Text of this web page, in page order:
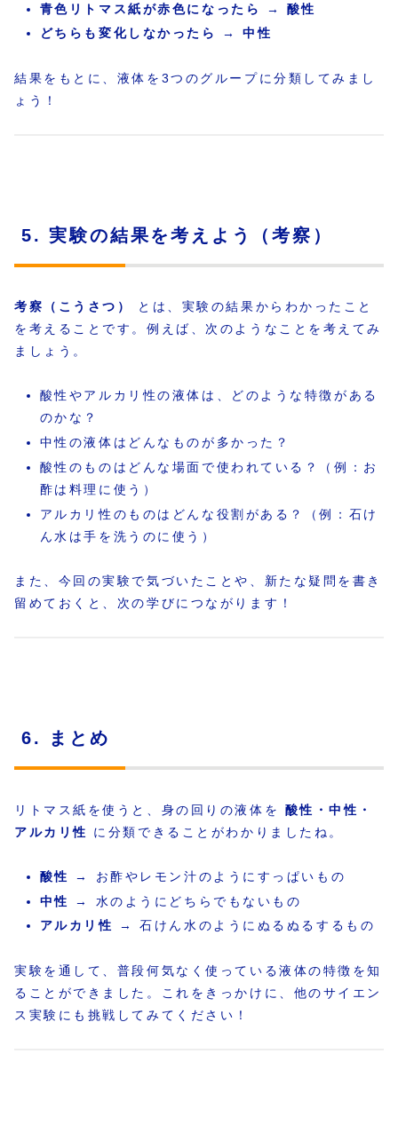
青色リトマス紙が赤色になったら → 酸性
どちらも変化しなかったら → 中性
結果をもとに、液体を3つのグループに分類してみまし
ょう！
5. 実験の結果を考えよう（考察）
考察（こうさつ）
とは、実験の結果からわかったこと
を考えることです。例えば、次のようなことを考えてみ
ましょう。
酸性やアルカリ性の液体は、どのような特徴がある
のかな？
中性の液体はどんなものが多かった？
酸性のものはどんな場面で使われている？（例：お
酢は料理に使う）
アルカリ性のものはどんな役割がある？（例：石け
ん水は手を洗うのに使う）
また、今回の実験で気づいたことや、新たな疑問を書き
留めておくと、次の学びにつながります！
6. まとめ
リトマス紙を使うと、身の回りの液体を 酸性・中性・
アルカリ性
に分類できることがわかりましたね。
酸性
→ お酢やレモン汁のようにすっぱいもの
中性
→ 水のようにどちらでもないもの
アルカリ性
→ 石けん水のようにぬるぬるするもの
実験を通して、普段何気なく使っている液体の特徴を知
ることができました。これをきっかけに、他のサイエン
ス実験にも挑戦してみてください！